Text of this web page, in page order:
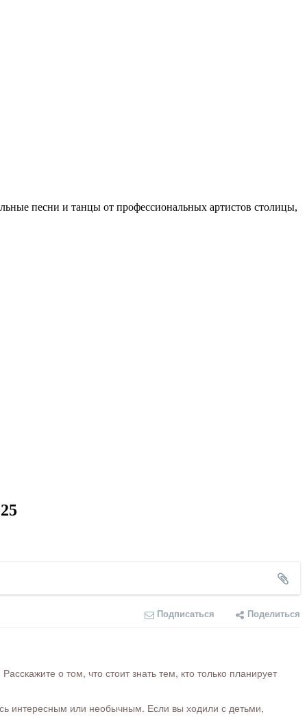
песни и танцы от профессиональных артистов столицы,
Подписаться Поделиться
о том, что стоит знать тем, кто только планирует
интересным или необычным. Если вы ходили с детьми,